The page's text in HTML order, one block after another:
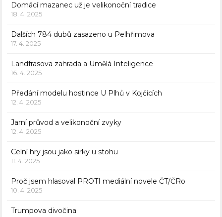
Domácí mazanec už je velikonoční tradice
18. 4. 2025
Dalších 784 dubů zasazeno u Pelhřimova
17. 4. 2025
Landfrasova zahrada a Umělá Inteligence
16. 4. 2025
Předání modelu hostince U Plhů v Kojčicích
12. 4. 2025
Jarní průvod a velikonoční zvyky
12. 4. 2025
Celní hry jsou jako sirky u stohu
11. 4. 2025
Proč jsem hlasoval PROTI mediální novele ČT/ČRo
10. 4. 2025
Trumpova divočina